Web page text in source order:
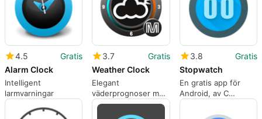
4.5
Gratis
Alarm Clock
Intelligent
larmvarningar
3.7
Gratis
Weather Clock
Elegant
väderprognoser med
Weather Clock
3.8
Gratis
Stopwatch
En gratis app för
Android, av C
Mobile.